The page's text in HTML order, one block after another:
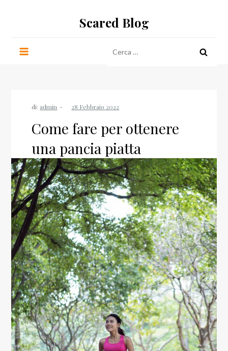
Scared Blog
per:
di: admin
Come fare per ottenere
una pancia piatta